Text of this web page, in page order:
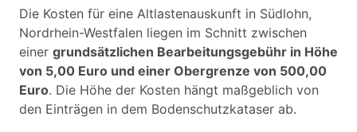
Die Kosten für eine Altlastenauskunft in Südlohn,
Nordrhein-Westfalen liegen im Schnitt zwischen
einer grundsätzlichen Bearbeitungsgebühr in Höhe
von 5,00 Euro und einer Obergrenze von 500,00
Euro. Die Höhe der Kosten hängt maßgeblich von
den Einträgen in dem Bodenschutzkataser ab.